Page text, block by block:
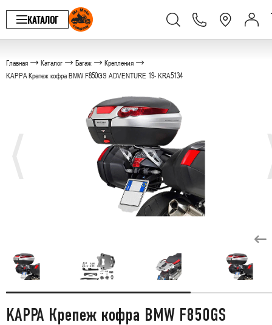
КАТАЛОГ
Главная Каталог Багаж
Крепления
KAPPA Крепеж кофра BMW F850GS ADVENTURE 19- KRA5134
KAPPA Крепеж кофра BMW F850GS